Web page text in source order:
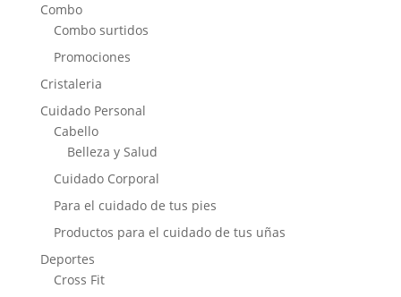
Combo
Combo surtidos
Promociones
Cristaleria
Cuidado Personal
Cabello
Belleza y Salud
Cuidado Corporal
Para el cuidado de tus pies
Productos para el cuidado de tus uñas
Deportes
Cross Fit